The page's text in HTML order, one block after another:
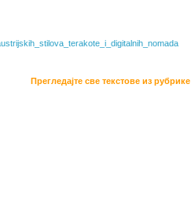
Прегледајте све текстове из рубрике